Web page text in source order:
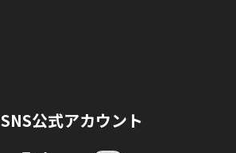
SNS公式アカウント